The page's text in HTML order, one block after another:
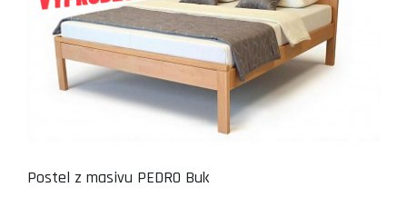
Postel z masivu PEDRO Buk